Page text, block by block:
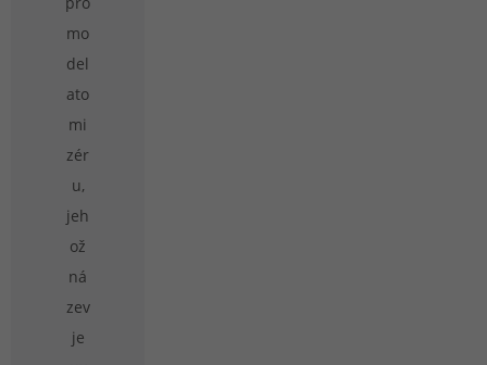
mo
del
ato
mi
zér
u,
jeh
ož
ná
zev
je